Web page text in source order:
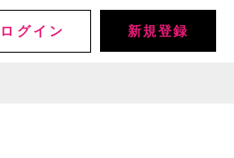
ログイン 新規登録